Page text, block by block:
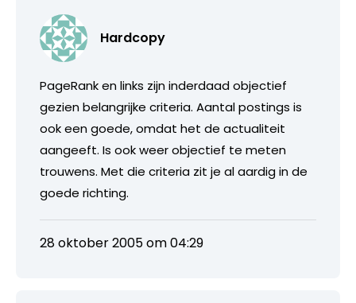
Hardcopy
PageRank en links zijn inderdaad objectief
gezien belangrijke criteria. Aantal postings is
ook een goede, omdat het de actualiteit
aangeeft. Is ook weer objectief te meten
trouwens. Met die criteria zit je al aardig in de
goede richting.
28 oktober 2005 om 04:29